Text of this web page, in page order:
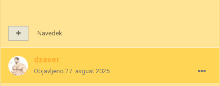
Navedek
dzaver
Objavljeno 27. avgust 2025